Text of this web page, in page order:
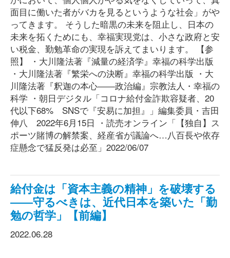
面目に働いた者がバカを見るというような社会」がや
ってきます。 そうした暗黒の未来を阻止し、日本の
未来を拓くためにも、幸福実現党は、小さな政府と安
い税金、勤勉革命の実現を訴えてまいります。 【参
照】 ・大川隆法著『減量の経済学』幸福の科学出版
・大川隆法著『繁栄への決断』幸福の科学出版 ・大
川隆法著『釈迦の本心――政治編』宗教法人・幸福の
科学 ・朝日デジタル「コロナ給付金詐欺容疑者、20
代以下68% SNSで『安易に加担』」編集委員・吉田
伸八 2022年6月15日 ・読売オンライン「【独自】ス
ポーツ賭博の解禁案、経産省が議論へ…八百長や依存
症懸念で猛反発は必至」2022/06/07
給付金は「資本主義の精神」を破壊する
――守るべきは、近代日本を築いた「勤
勉の哲学」【前編】
2022.06.28